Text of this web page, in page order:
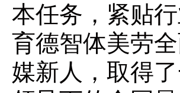
本任务，紧贴
育德智体美劳
媒新人，取得